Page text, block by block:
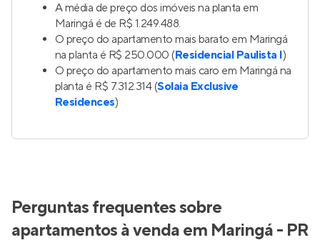
A média de preço dos imóveis na planta em
Maringá é de R$ 1.249.488.
O preço do apartamento mais barato em Maringá
na planta é R$ 250.000 (Residencial Paulista I)
O preço do apartamento mais caro em Maringá na
planta é R$ 7.312.314 (Solaia Exclusive
Residences)
Perguntas frequentes sobre
apartamentos à venda em Maringá - PR